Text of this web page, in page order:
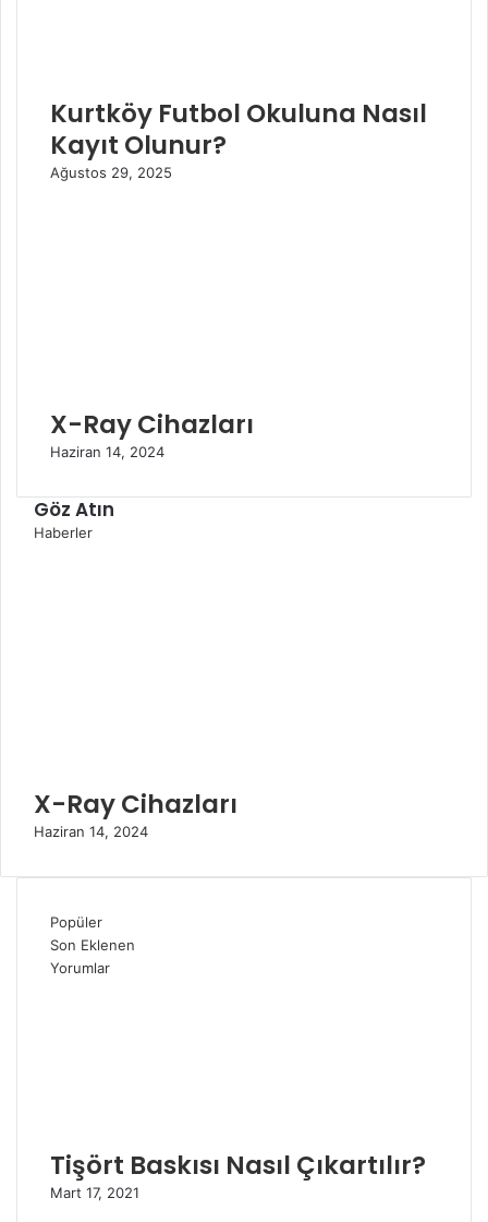
Kurtköy Futbol Okuluna Nasıl
Kayıt Olunur?
Ağustos 29, 2025
X-Ray Cihazları
Haziran 14, 2024
Göz Atın
K
Haberler
X-Ray Cihazları
Haziran 14, 2024
Popüler
Son Eklenen
Yorumlar
Tişört Baskısı Nasıl Çıkartılır?
Mart 17, 2021